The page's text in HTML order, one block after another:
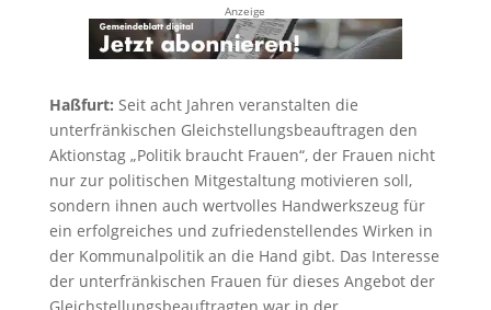
Anzeige
Haßfurt: Seit acht Jahren veranstalten die
unterfränkischen Gleichstellungsbeauftragen den
Aktionstag „Politik braucht Frauen“, der Frauen nicht
nur zur politischen Mitgestaltung motivieren soll,
sondern ihnen auch wertvolles Handwerkszeug für
ein erfolgreiches und zufriedenstellendes Wirken in
der Kommunalpolitik an die Hand gibt. Das Interesse
der unterfränkischen Frauen für dieses Angebot der
Gleichstellungsbeauftragten war in der